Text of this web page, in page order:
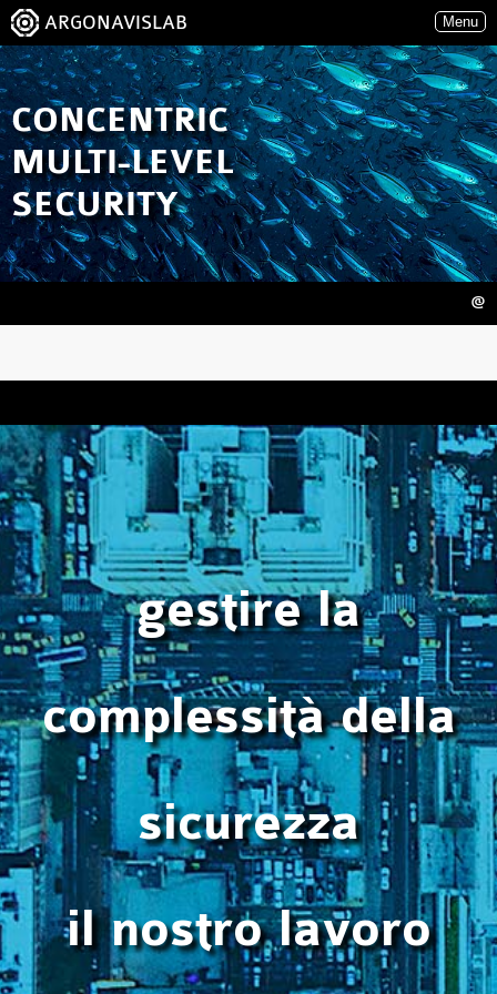
ARGONAVISLAB Menu
CONCENTRIC
MULTI-LEVEL
SECURITY
@
gestire la
complessità della
sicurezza
il nostro lavoro